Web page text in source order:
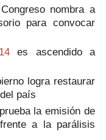
nombra a
para convocar
es ascendido a
logra restaurar
país
la emisión de
a la parálisis